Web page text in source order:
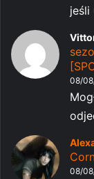
jeśli
08/
08/